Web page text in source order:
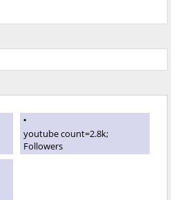
youtube count=2.8k;
Followers